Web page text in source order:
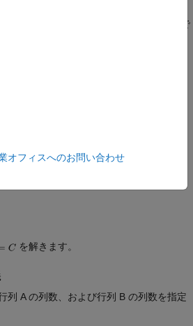
Matrix Solve Using QR Decomposition
算する代わりに QR 分解を計算することで
。
三角 R に変換します。
を解きます。
列 A の列数、および行列 B の列数を指定
オフィスへのお問い合わせ